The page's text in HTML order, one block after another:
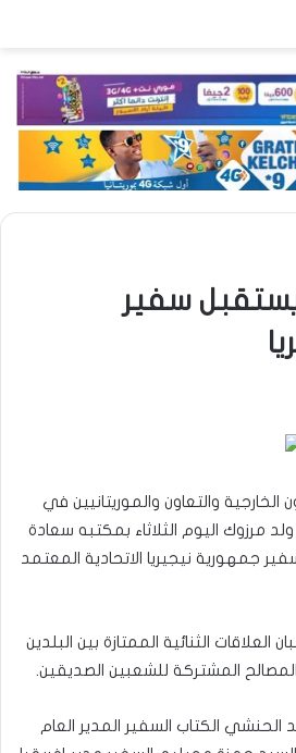
يستقبل سفير
والتعاون والموريتانيين في
مرزوك اليوم الثلاثاء بمكتبه سعادة
جمهورية نيجيريا الاتحادية المعتمد
العلاقات الثنائية الممتازة بين البلدين
المشتركة للشعبين الصديقين.
الكتاب السفير المدير العام